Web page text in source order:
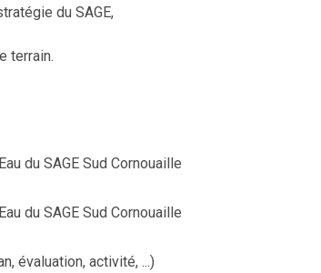
du SAGE,
terrain.
du SAGE Sud Cornouaille
du SAGE Sud Cornouaille
évaluation, activité, ...)